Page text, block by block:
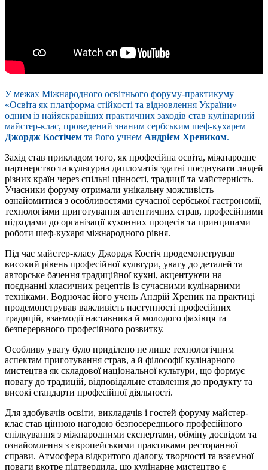
У межах Міжнародного освітнього форуму-практикуму
«Освіта як платформа стійкості та відновлення України»
одним із найяскравіших практичних заходів став кулінарний
майстер-клас, проведений знаним сербським шеф-кухарем
Джордж Костічем та його учнем Андрієм Хреником.
Захід став прикладом того, як професійна освіта, міжнародне
партнерство та культурна дипломатія здатні поєднувати людей
різних країн через спільні цінності, традиції та майстерність.
Учасники форуму отримали унікальну можливість
ознайомитися з особливостями сучасної сербської гастрономії,
технологіями приготування автентичних страв, професійними
підходами до організації кухонних процесів та принципами
роботи шеф-кухаря міжнародного рівня.
Під час майстер-класу Джордж Костіч продемонстрував
високий рівень професійної культури, увагу до деталей та
авторське бачення традиційної кухні, акцентуючи на
поєднанні класичних рецептів із сучасними кулінарними
техніками. Водночас його учень Андрій Хреник на практиці
продемонстрував важливість наступності професійних
традицій, взаємодії наставника й молодого фахівця та
безперервного професійного розвитку.
Особливу увагу було приділено не лише технологічним
аспектам приготування страв, а й філософії кулінарного
мистецтва як складової національної культури, що формує
повагу до традицій, відповідальне ставлення до продукту та
високі стандарти професійної діяльності.
Для здобувачів освіти, викладачів і гостей форуму майстер-
клас став цінною нагодою безпосереднього професійного
спілкування з міжнародними експертами, обміну досвідом та
ознайомлення з європейськими практиками ресторанної
справи. Атмосфера відкритого діалогу, творчості та взаємної
поваги вкотре підтвердила, що кулінарне мистецтво є